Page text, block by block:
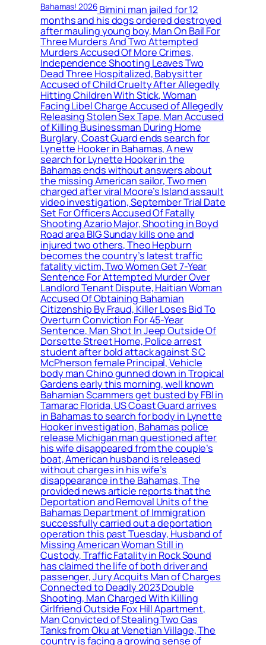
Bahamas! 2026Bimini man jailed for 12
months and his dogs ordered destroyed
after mauling young boy, Man On Bail For
Three Murders And Two Attempted
Murders Accused Of More Crimes,
Independence Shooting Leaves Two
Dead Three Hospitalized, Babysitter
Accused of Child Cruelty After Allegedly
Hitting Children With Stick, Woman
Facing Libel Charge Accused of Allegedly
Releasing Stolen Sex Tape, Man Accused
of Killing Businessman During Home
Burglary, Coast Guard ends search for
Lynette Hooker in Bahamas, A new
search for Lynette Hooker in the
Bahamas ends without answers about
the missing American sailor, Two men
charged after viral Moore’s Island assault
video investigation, September Trial Date
Set For Officers Accused Of Fatally
Shooting Azario Major, Shooting in Boyd
Road area BIG Sunday kills one and
injured two others, Theo Hepburn
becomes the country’s latest traffic
fatality victim, Two Women Get 7-Year
Sentence For Attempted Murder Over
Landlord Tenant Dispute, Haitian Woman
Accused Of Obtaining Bahamian
Citizenship By Fraud, Killer Loses Bid To
Overturn Conviction For 45-Year
Sentence, Man Shot In Jeep Outside Of
Dorsette Street Home, Police arrest
student after bold attack against S C
McPherson female Principal, Vehicle
body man Chino gunned down in Tropical
Gardens early this morning, well known
Bahamian Scammers get busted by FBI in
Tamarac Florida, US Coast Guard arrives
in Bahamas to search for body in Lynette
Hooker investigation, Bahamas police
release Michigan man questioned after
his wife disappeared from the couple’s
boat, American husband is released
without charges in his wife’s
disappearance in the Bahamas, The
provided news article reports that the
Deportation and Removal Units of the
Bahamas Department of Immigration
successfully carried out a deportation
operation this past Tuesday, Husband of
Missing American Woman Still in
Custody, Traffic Fatality in Rock Sound
has claimed the life of both driver and
passenger, Jury Acquits Man of Charges
Connected to Deadly 2023 Double
Shooting, Man Charged With Killing
Girlfriend Outside Fox Hill Apartment,
Man Convicted of Stealing Two Gas
Tanks from Oku at Venetian Village, The
country is facing a growing sense of